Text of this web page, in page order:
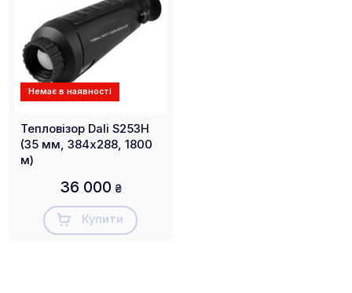
Немає в наявності
Тепловізор Dali S253H
(35 мм, 384х288, 1800
м)
36 000 ₴
Купити